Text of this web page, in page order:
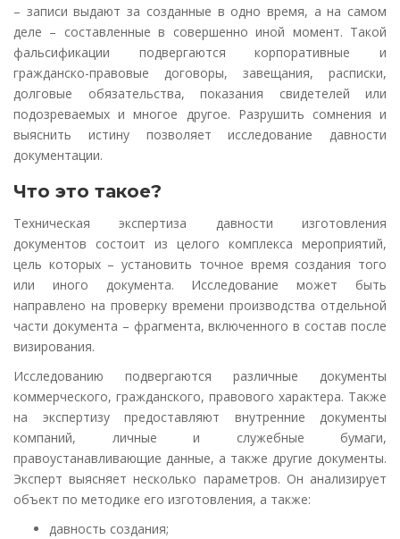
– записи выдают за созданные в одно время, а на самом
деле – составленные в совершенно иной момент. Такой
фальсификации подвергаются корпоративные и
гражданско-правовые договоры, завещания, расписки,
долговые обязательства, показания свидетелей или
подозреваемых и многое другое. Разрушить сомнения и
выяснить истину позволяет исследование давности
документации.
Что это такое?
Техническая экспертиза давности изготовления
документов состоит из целого комплекса мероприятий,
цель которых – установить точное время создания того
или иного документа. Исследование может быть
направлено на проверку времени производства отдельной
части документа – фрагмента, включенного в состав после
визирования.
Исследованию подвергаются различные документы
коммерческого, гражданского, правового характера. Также
на экспертизу предоставляют внутренние документы
компаний, личные и служебные бумаги,
правоустанавливающие данные, а также другие документы.
Эксперт выясняет несколько параметров. Он анализирует
объект по методике его изготовления, а также:
давность создания;